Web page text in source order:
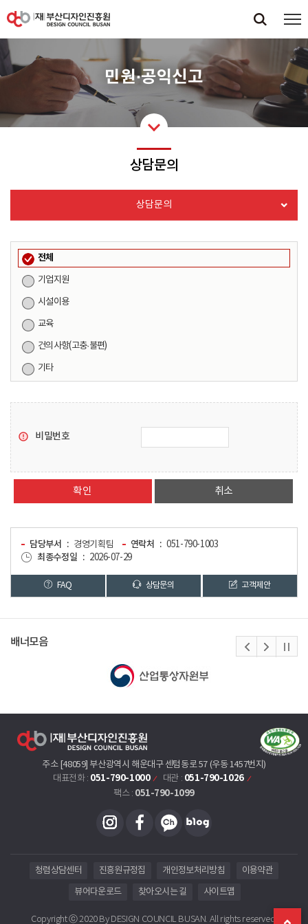
민원·공익신고
상담문의
상담문의
전체
기업지원
시설이용
교육
건의사항(고충·불편)
기타
비밀번호
취소
담당부서 경영기획팀 연락처
051-790-1003
최종수정일
2026-07-29
FAQ 상담문의 고객제안
배너모음
주소 [48059] 부산광역시 해운대구 센텀동로 57 (우동 1457번지)
대표전화 : 051-790-1000 대관 : 051-790-1026
팩스 : 051-790-1099
청렴상담센터 진흥원규정집 개인정보처리방침 이용약관
뷰어다운로드 찾아오시는 길 사이트맵
Copyright ⓒ 2020 By DESIGN COUNCIL BUSAN. All rights reserved.